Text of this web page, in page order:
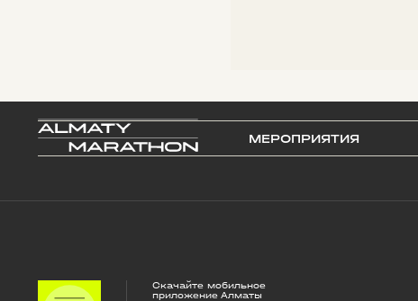
МЕРОПРИЯТИЯ
Скачайте мобильное
приложение Алматы